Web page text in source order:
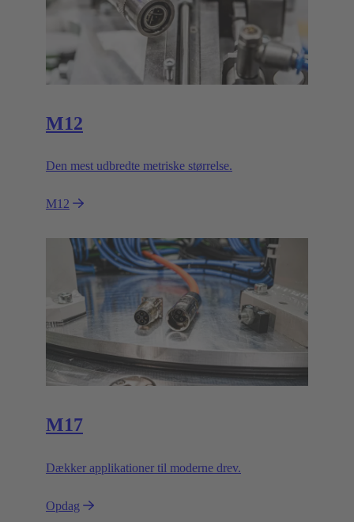
M12
Den mest udbredte metriske størrelse.
M12
M17
Dækker applikationer til moderne drev.
Opdag